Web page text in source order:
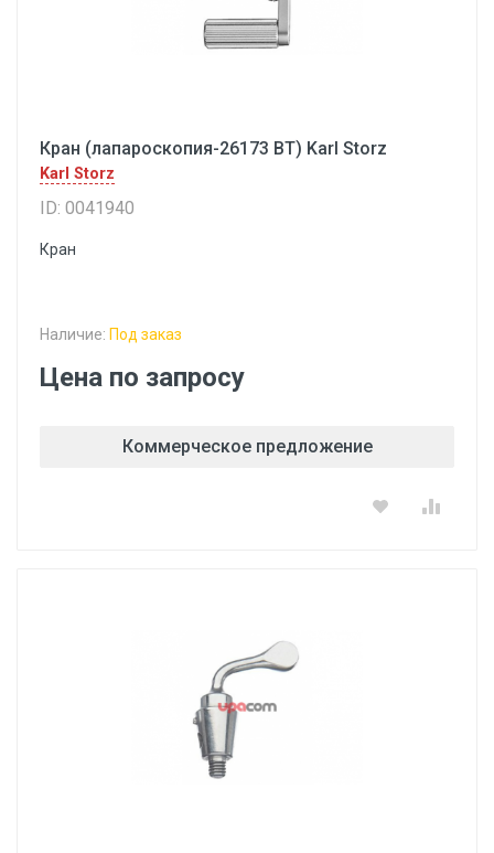
Кран (лапароскопия-26173 ВТ) Karl Storz
Karl Storz
ID: 0041940
Кран
Наличие: Под заказ
Цена по запросу
Коммерческое предложение